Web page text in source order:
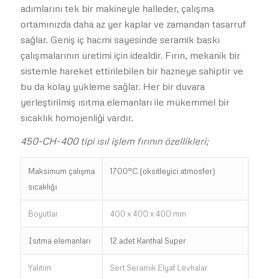
adımlarını tek bir makineyle halleder, çalışma
ortamınızda daha az yer kaplar ve zamandan tasarruf
sağlar. Geniş iç hacmi sayesinde seramik baskı
çalışmalarının üretimi için idealdir. Fırın, mekanik bir
sistemle hareket ettirilebilen bir hazneye sahiptir ve
bu da kolay yükleme sağlar. Her bir duvara
yerleştirilmiş ısıtma elemanları ile mükemmel bir
sıcaklık homojenliği vardır.
450-CH-400 tipi ısıl işlem fırının özellikleri;
Maksimum çalışma
sıcaklığı
1700°C (oksitleyici atmosfer)
Boyutlar 400 x 400 x 400 mm
Isıtma elemanları 12 adet Kanthal Super
Yalıtım Sert Seramik Elyaf Levhalar